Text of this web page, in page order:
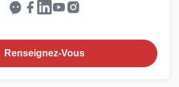
Renseignez-Vous